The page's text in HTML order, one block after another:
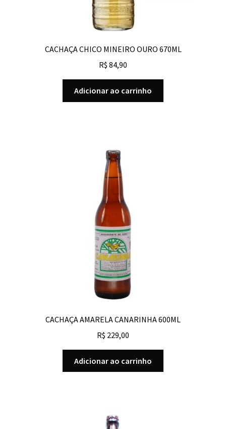
CACHAÇA CHICO MINEIRO OURO 670ML
R$ 84,90
Adicionar ao carrinho
CACHAÇA AMARELA CANARINHA 600ML
R$ 229,00
Adicionar ao carrinho